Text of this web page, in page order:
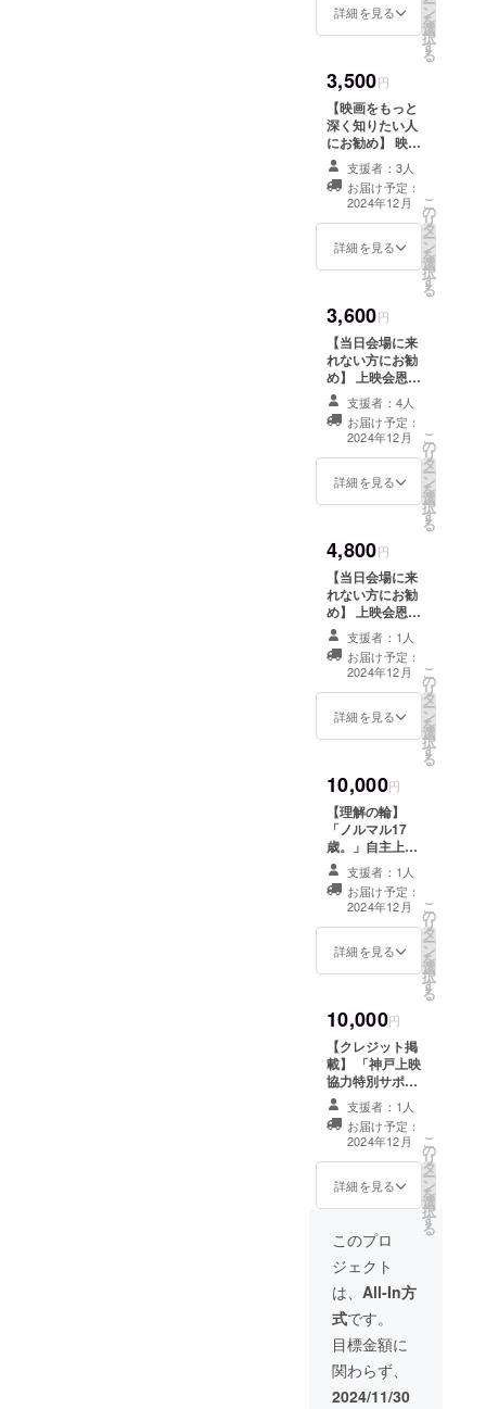
は支援の際にご
となります。 上
映会終了後にご
記入いただいた
メールアドレス
にレポートをお
送りします。
詳細を見る ン
を
選
択
す
る
3,500円
【映画をもっと
深く知りたい人
にお勧め】 映画
「ノルマル17
歳。」監督・脚
本家サイン入り
シナリオ製本版
・送料・消費税
込み お送り先は
ただいた宛先と
なります。 上映
会終了後にご記
入いただいた
メールアドレス
にレポートをお
送りします。 ※
撮影時の決定稿
シナリオ製本版
は、12月前半に
発行予定です。
定価1600円、送
支援者：3人
お届け予定：
2024年12月
詳細を見る
こ
の
リ
タ
ー
ン
を
選
択
す
る
3,600円
【当日会場に来
れない方にお勧
め】 上映会恩送
りチケット3枚分
障害のある方や
介助者に無料で
鑑賞していただ
く費用にしま
す。 鑑賞いただ
をお送りしま
す。 万一、感想
が集まらない場
合は主催者より
お礼メールをお
送りします。 上
映会終了後にレ
ポートをお送り
します。 お送り
先は支援の際に
ご入力いただく
「メールアドレ
入いただいた
メールアドレス
宛となります。
支援者：4人
お届け予定：
2024年12月
詳細を見る
こ
の
リ
タ
ー
ン
を
選
択
す
る
4,800円
【当日会場に来
れない方にお勧
め】 上映会恩送
りチケット4枚分
障害のある方や
介助者に無料で
鑑賞していただ
く費用にしま
す。 鑑賞いただ
をお送りしま
す。 万一、感想
が集まらない場
合は主催者より
お礼メールをお
送りします。 上
映会終了後にレ
ポートをお送り
します。 お送り
先は支援の際に
ご入力いただく
「メールアドレ
入いただいた
メールアドレス
宛となります。
支援者：1人
お届け予定：
2024年12月
詳細を見る
こ
の
リ
タ
ー
ン
を
選
択
す
る
10,000円
【理解の輪】
「ノルマル17
歳。」自主上映
会を開く人への
サポートプラン
「私の住んでい
る地域でも上映
会ができたらと
思うけど、何か
に、上映会の実
現に向けて、企
画立ち上げから
「神戸で観る
会」が伴走しま
す。 上映会終了
後にレポートを
お送りします。
お送り先は支援
の際にご入力い
ただく「メール
アドレス」の欄
にご記入いただ
いたメールアド
レス宛となりま
支援者：1人
お届け予定：
2024年12月
詳細を見る
こ
の
リ
タ
ー
ン
を
選
択
す
る
10,000円
【クレジット掲
載】 「神戸上映
協力特別サポー
ター」として、
映画「ノルマル
17歳。」公式サ
イトと、上映会
会場に、支援者
様のお名前
す。個人名・団
能です。 支援
時、必ず備考欄
に希望されるお
名前をご記入く
ださい。 掲載期
間：映画公式サ
イトには存続す
る限り掲載、上
支援者：1人
お届け予定：
2024年12月
詳細を見る
こ
の
リ
タ
ー
ン
を
選
択
す
る
このプロ
ジェクト
は、 All-In方
式です。
目標金額に
関わらず、
2024/11/30